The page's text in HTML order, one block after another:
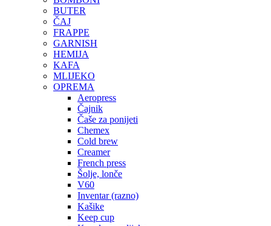
BUTER
ČAJ
FRAPPE
GARNISH
HEMIJA
KAFA
MLIJEKO
OPREMA
Aeropress
Čajnik
Čaše za ponijeti
Chemex
Cold brew
Creamer
French press
Šolje, lonče
V60
Inventar (razno)
Kašike
Keep cup